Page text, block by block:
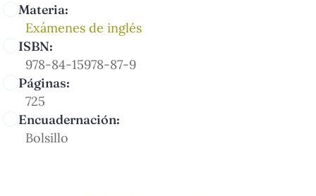
Materia:
Exámenes de inglés
ISBN:
978-84-15978-87-9
Páginas:
725
Encuadernación:
Bolsillo